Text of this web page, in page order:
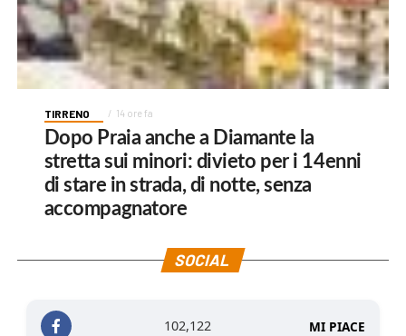
TIRRENO 14 ore fa
Dopo Praia anche a Diamante la
stretta sui minori: divieto per i 14enni
di stare in strada, di notte, senza
accompagnatore
SOCIAL
102,122 MI PIACE